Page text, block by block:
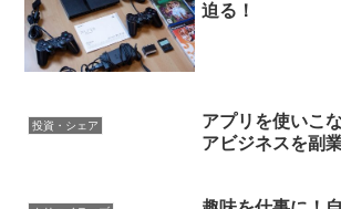
迫る！
投資・シェア
アプリを使いこ
アビジネスを副